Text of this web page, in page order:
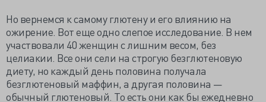
Но вернемся к самому глютену и его влиянию на
ожирение. Вот еще одно слепое исследование. В нем
участвовали 40 женщин с лишним весом, без
целиакии. Все они сели на строгую безглютеновую
диету, но каждый день половина получала
безглютеновый маффин, а другая половина —
обычный глютеновый. То есть они как бы ежедневно